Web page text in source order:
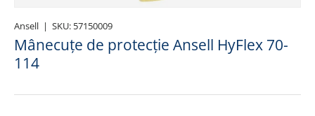
Ansell | SKU: 57150009
Mânecuțe de protecție Ansell HyFlex 70-
114